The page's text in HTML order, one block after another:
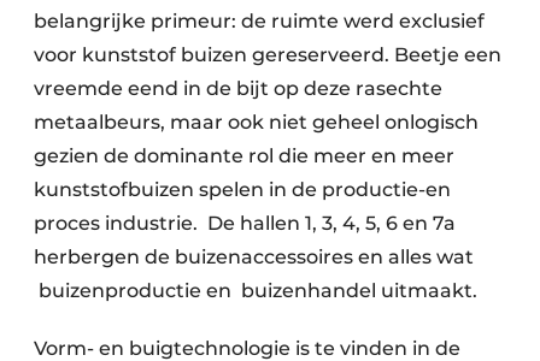
belangrijke primeur: de ruimte werd exclusief
voor kunststof buizen gereserveerd. Beetje een
vreemde eend in de bijt op deze rasechte
metaalbeurs, maar ook niet geheel onlogisch
gezien de dominante rol die meer en meer
kunststofbuizen spelen in de productie-en
proces industrie. De hallen 1, 3, 4, 5, 6 en 7a
herbergen de buizenaccessoires en alles wat
buizenproductie en buizenhandel uitmaakt.
Vorm- en buigtechnologie is te vinden in de